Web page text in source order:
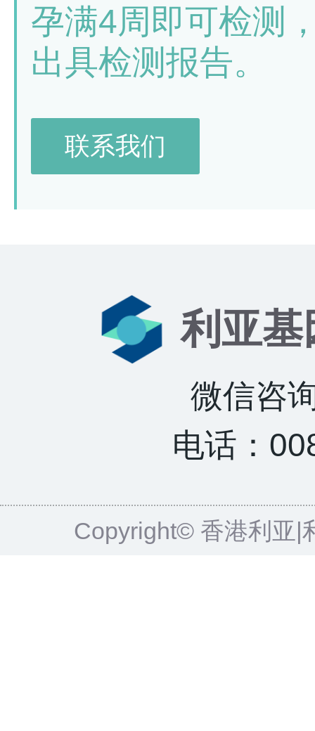
孕满4周即可检测
出具检测报告。
联系我们
利亚基
微信咨
电话：
Copyright© 香港利亚|